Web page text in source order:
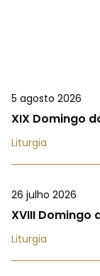
5 agosto 2026
XIX Domingo
Liturgia
26 julho 2026
XVIII Domingo
Liturgia